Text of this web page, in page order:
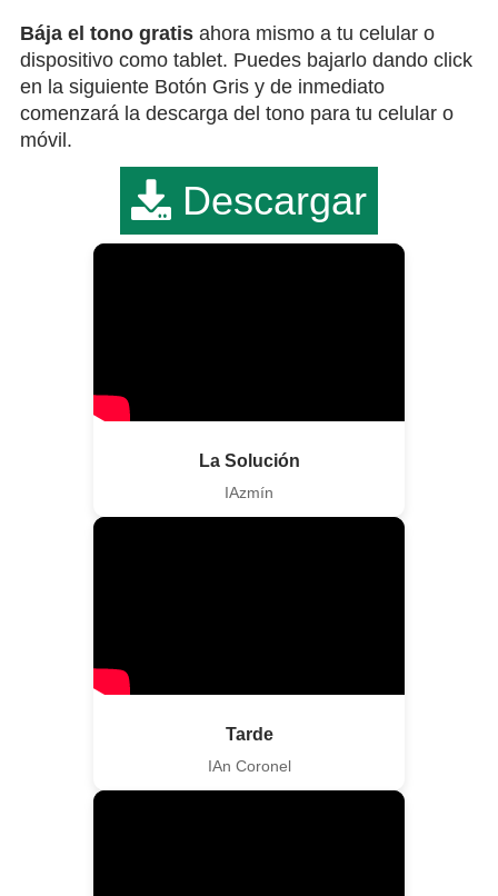
Bája el tono gratis ahora mismo a tu celular o
dispositivo como tablet. Puedes bajarlo dando click
en la siguiente Botón Gris y de inmediato
comenzará la descarga del tono para tu celular o
móvil.
Descargar
La Solución
IAzmín
Tarde
IAn Coronel